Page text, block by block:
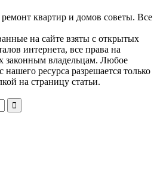
квартир и домов советы. Все
на сайте взяты с открытых
интернета, все права на
законным владельцам. Любое
ресурса разрешается только
на страницу статьи.